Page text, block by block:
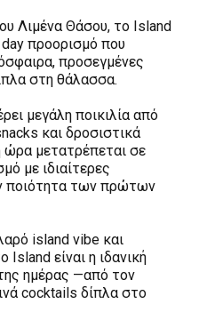
Λιμένα Θάσου, το Island
προορισμό που
προσεγμένες
στη θάλασσα.
μεγάλη ποικιλία από
και δροσιστικά
μετατρέπεται σε
με ιδιαίτερες
ποιότητα των πρώτων
island vibe και
είναι η ιδανική
ημέρας —από τον
cocktails δίπλα στο